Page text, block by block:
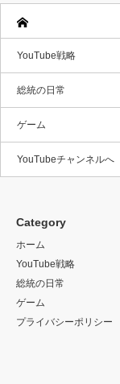
YouTube戦略
総統の日常
ゲーム
YouTubeチャンネルへ
Category
ホーム
YouTube戦略
総統の日常
ゲーム
プライバシーポリシー